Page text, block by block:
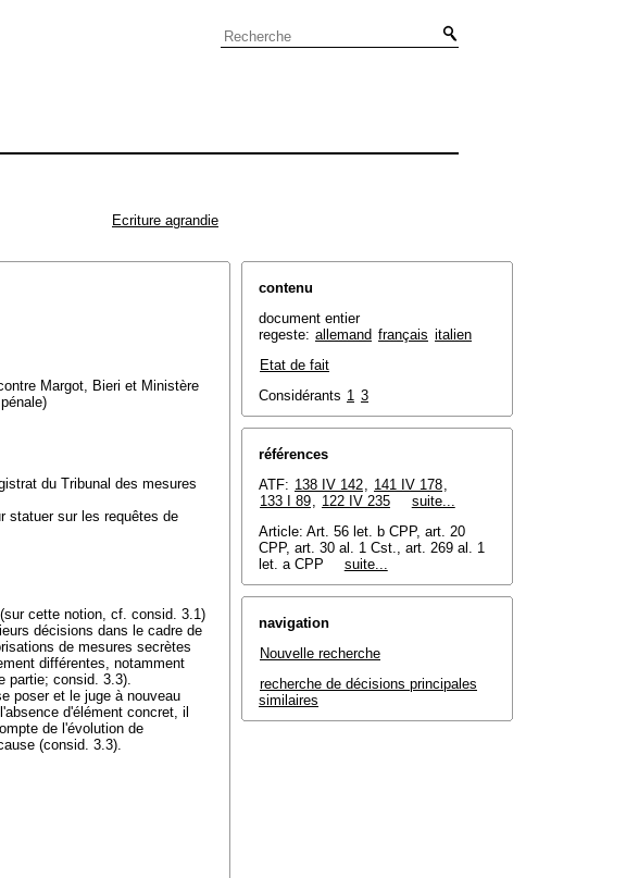
Ecriture agrandie
Margot, Bieri et Ministère
du Tribunal des mesures
statuer sur les requêtes de
(sur cette notion, cf. consid. 3.1)
décisions dans le cadre de
de mesures secrètes
différentes, notamment
partie; consid. 3.3).
poser et le juge à nouveau
d'élément concret, il
de l'évolution de
(consid. 3.3).
contenu
document entier
regeste: allemand français italien
Etat de fait
Considérants 1 3
références
ATF: 138 IV 142, 141 IV 178,
133 I 89, 122 IV 235
suite...
Article: Art. 56 let. b CPP, art. 20
CPP, art. 30 al. 1 Cst., art. 269 al. 1
let. a CPP
suite...
navigation
Nouvelle recherche
recherche de décisions principales
similaires